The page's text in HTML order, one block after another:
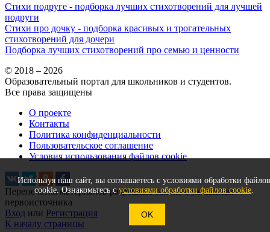
Стихи подруге - подборка лучших стихотворений для лучшей
подруги
Стихи про дочку - подборка красивых и трогательных
стихотворений для дочери
Подборка лучших стихотворений про семью и ценности
Используя наш сайт, вы соглашаетесь с условиями обработки файлов
cookie. Ознакомьтесь сусловиями обработки файлов cookie.
OK
© 2018 – 2026
Образовательный портал для школьников и студентов.
Все права защищены
О проекте
Контакты
Политика конфиденциальности
Пользовательское соглашение
Условия использования файлов cookie
Перепечатка материалов разрешена только с указанием
первоисточника
Вход или Регистрация
К началу страницы